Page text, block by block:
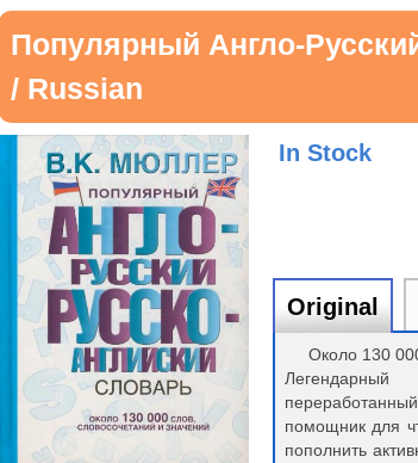
Популярный Англо-
/ Russian
In Stock
Original
Около 130
помощник для
пополнить